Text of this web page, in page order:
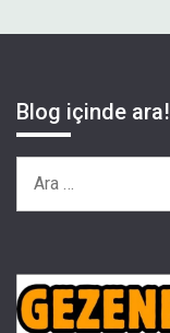
Blog içinde ara!